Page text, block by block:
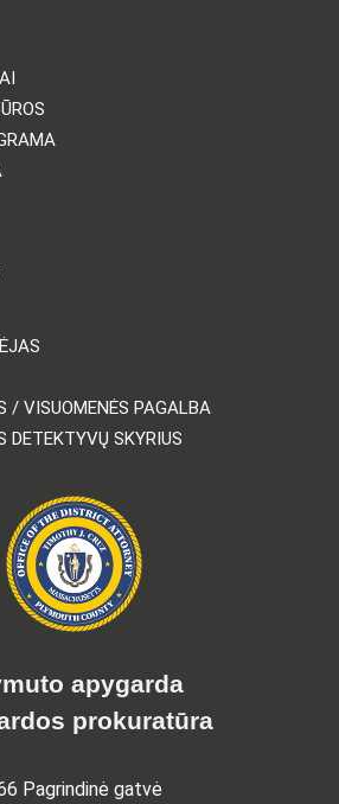
/ VISUOMENĖS PAGALBA
DETEKTYVŲ SKYRIUS
apygarda
prokuratūra
Pagrindinė gatvė